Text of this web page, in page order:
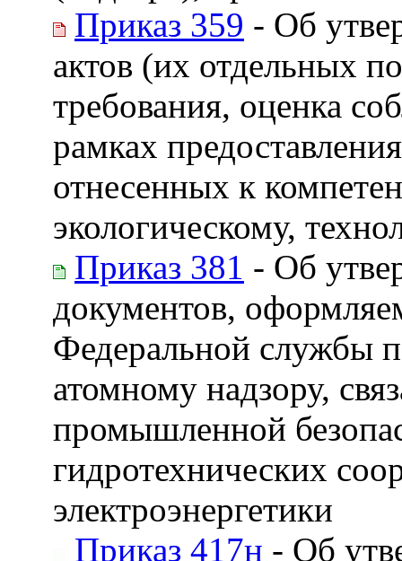
Приказ 359 - Об
актов (их отдельных
требования, оценка
рамках
отнесенных к
экологическому,
Приказ 381 - Об
документов,
Федеральной службы
атомному надзору,
промышленной
гидротехнических
электроэнергетики
Приказ 417н - Об